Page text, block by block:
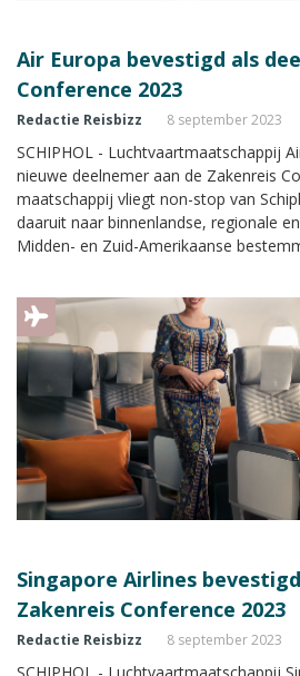
Air Europa bevestigd als
Conference 2023
Redactie Reisbizz 8 september 2023
SCHIPHOL - Luchtvaartmaatschappij
nieuwe deelnemer aan de Zakenreis
maatschappij vliegt non-stop van
daaruit naar binnenlandse, regionale
Midden- en Zuid-Amerikaanse
tijdens de Zakenreis Conference.
Singapore Airlines
Zakenreis Conference 2023
Redactie Reisbizz 8 september 2023